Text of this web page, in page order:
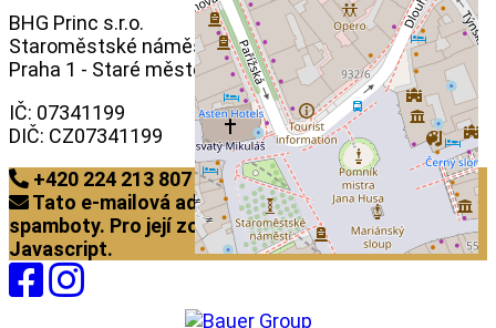
BHG Princ s.r.o.
Staroměstské náměstí 460/29,
Praha 1 - Staré město
IČ: 07341199
DIČ: CZ07341199
+420 224 213 807
Tato e-mailová adresa je chráněna před
spamboty. Pro její zobrazení musíte mít povolen
Javascript.